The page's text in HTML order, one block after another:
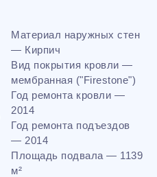
Материал наружных стен
— Кирпич
Вид покрытия кровли —
мембранная ("Firestone")
Год ремонта кровли —
2014
Год ремонта подъездов
— 2014
Площадь подвала — 1139
м²